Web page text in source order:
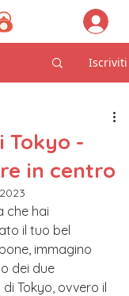
Iscriviti
Tokyo -
in centro
che hai
il tuo bel
immagino
dei due
Tokyo, ovvero il